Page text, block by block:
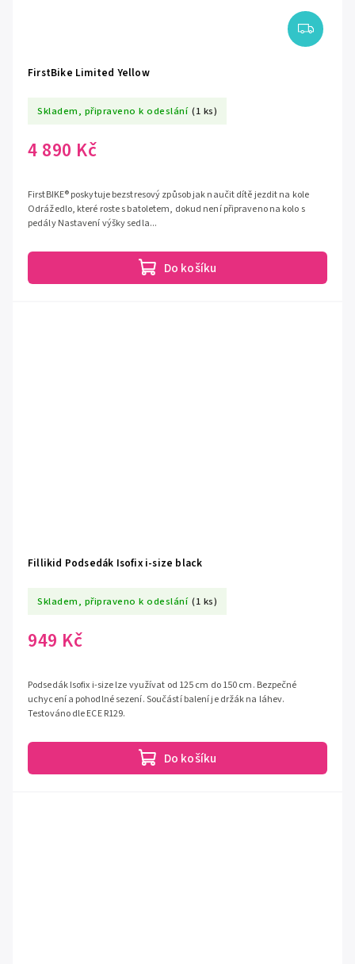
FirstBike Limited Yellow
Skladem, připraveno k odeslání (1 ks)
4 890 Kč
Do košíku
FirstBIKE® poskytuje bezstresový způsob jak naučit dítě jezdit na kole
Odrážedlo, které roste s batoletem, dokud není připraveno na kolo s
pedály Nastavení výšky sedla...
Fillikid Podsedák Isofix i-size black
Skladem, připraveno k odeslání (1 ks)
949 Kč
Do košíku
Podsedák Isofix i-size lze využívat od 125 cm do 150 cm. Bezpečné
uchycení a pohodlné sezení. Součástí balení je držák na láhev.
Testováno dle ECE R129.